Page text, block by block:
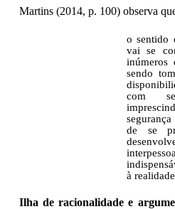
Martins (2014, p. 100) observa
o sentido
vai se
inúmeros
sendo
com
de se
à
Ilha de racionalidade e